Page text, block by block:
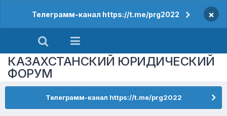
Телеграмм-канал https://t.me/prg2022 ×
КАЗАХСТАНСКИЙ ЮРИДИЧЕСКИЙ
ФОРУМ
Телеграмм-канал https://t.me/prg2022